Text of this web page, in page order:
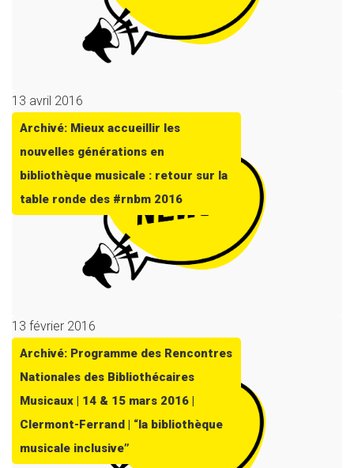
13 avril 2016
Archivé: Mieux accueillir les
nouvelles générations en
bibliothèque musicale : retour sur la
table ronde des #rnbm 2016
13 février 2016
Archivé: Programme des Rencontres
Nationales des Bibliothécaires
Musicaux | 14 & 15 mars 2016 |
Clermont-Ferrand | “la bibliothèque
musicale inclusive”